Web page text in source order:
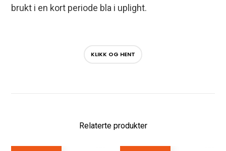
brukt i en kort periode bla i uplight.
KLIKK OG HENT
Relaterte produkter